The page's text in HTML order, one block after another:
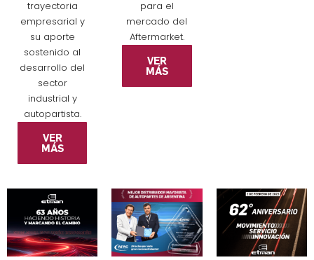
trayectoria
empresarial y
su aporte
sostenido al
desarrollo del
sector
industrial y
autopartista.
VER
MÁS
para el
mercado del
Aftermarket.
VER
MÁS